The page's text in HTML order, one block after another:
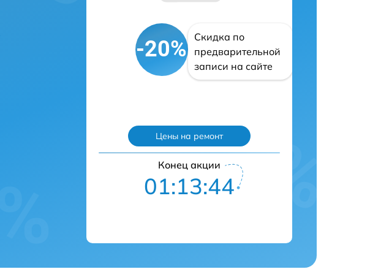
-20%
Скидка по
предварительной
записи на сайте
Цены на ремонт
Конец акции
01:13:43